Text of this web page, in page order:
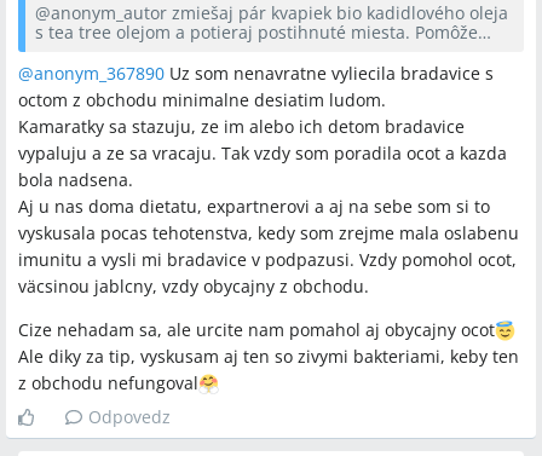
@anonym_autor zmiešaj pár kvapiek bio kadidlového oleja
s tea tree olejom a potieraj postihnuté miesta. Pomôže
domáci kefír z Tibetskej huby, domáca kvasená kapusta...
obsahujú probiotiká a kyselinu mliečnu na posilnenie
imunity + živé baktérie a kyseliny vytlačia tú pliagu z tela
von.
@anonym_a852beocot pomôže, ale mal by byť
fermentovaný so živými baktériami a kyselinou mliečnou,
nie kupovaný z obchodu,
@anonym_367890 Uz som nenavratne vyliecila bradavice s
octom z obchodu minimalne desiatim ludom.
Kamaratky sa stazuju, ze im alebo ich detom bradavice
vypaluju a ze sa vracaju. Tak vzdy som poradila ocot a kazda
bola nadsena.
Aj u nas doma dietatu, expartnerovi a aj na sebe som si to
vyskusala pocas tehotenstva, kedy som zrejme mala oslabenu
imunitu a vysli mi bradavice v podpazusi. Vzdy pomohol ocot,
väcsinou jablcny, vzdy obycajny z obchodu.
Cize nehadam sa, ale urcite nam pomahol aj obycajny ocot
Ale diky za tip, vyskusam aj ten so zivymi bakteriami, keby ten
z obchodu nefungoval
Odpovedz